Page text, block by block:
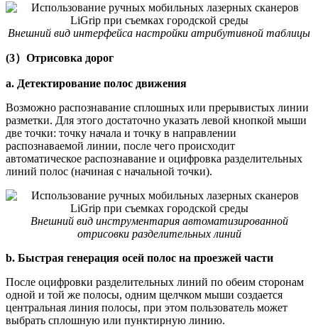
Внешний вид интерфейса настройки атрибутивной таблицы
(3）Отрисовка дорог
a. Детектирование полос движения
Возможно распознавание сплошных или прерывистых линии
разметки. Для этого достаточно указать левой кнопкой мыши
две точки: точку начала и точку в направлении
распознаваемой линии, после чего происходит
автоматическое распознавание и оцифровка разделительных
линий полос (начиная с начальной точки).
Внешний вид инструментария автоматизированной
отрисовки разделительных линий
b. Быстрая генерация осей полос на проезжей части
После оцифровки разделительных линий по обеим сторонам
одной и той же полосы, одним щелчком мыши создается
центральная линия полосы, при этом пользователь может
выбрать сплошную или пунктирную линию.